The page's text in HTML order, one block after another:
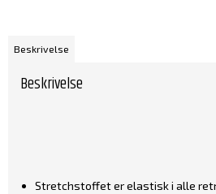
Beskrivelse
Beskrivelse
Stretchstoffet er elastisk i alle